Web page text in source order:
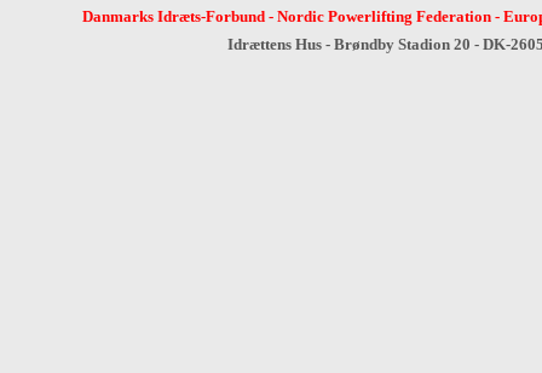
Danmarks Idræts-Forbund- Nordic Powerlifting Federation-
Idrættens Hus - Brøndby Stadion 20 - DK-